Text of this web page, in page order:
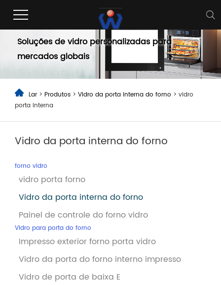
Vidro da porta interna do forno
Soluções de vidro personalizadas para
mercados globais
Lar > Produtos > Vidro da porta interna do forno > vidro
porta interna
Vidro da porta interna do forno
forno vidro
vidro porta forno
Vidro da porta interna do forno
Painel de controle do forno vidro
Vidro para porta do forno
Impresso exterior forno porta vidro
Vidro da porta do forno interno impresso
Vidro de porta de baixa E